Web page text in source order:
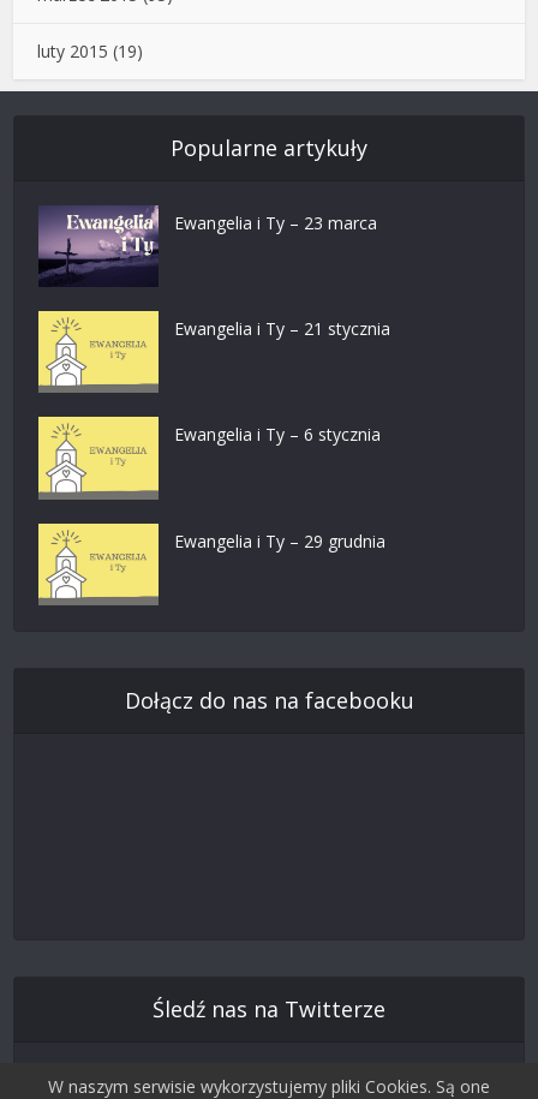
luty 2015 (19)
Popularne artykuły
Ewangelia i Ty – 23 marca
Ewangelia i Ty – 21 stycznia
Ewangelia i Ty – 6 stycznia
Ewangelia i Ty – 29 grudnia
Dołącz do nas na facebooku
Śledź nas na Twitterze
W naszym serwisie wykorzystujemy pliki Cookies. Są one